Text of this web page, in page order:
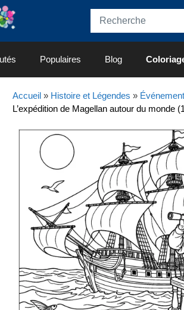
Populaires Blog
Accueil» Histoire et Légendes »
L’expédition de Magellan autour du monde